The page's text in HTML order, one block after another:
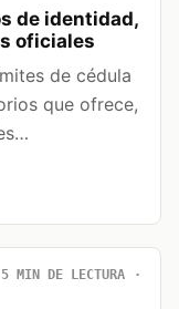
de identidad,
oficiales
de cédula
que ofrece,
5 MIN DE LECTURA